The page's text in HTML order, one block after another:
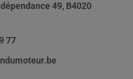
49, B4020
77